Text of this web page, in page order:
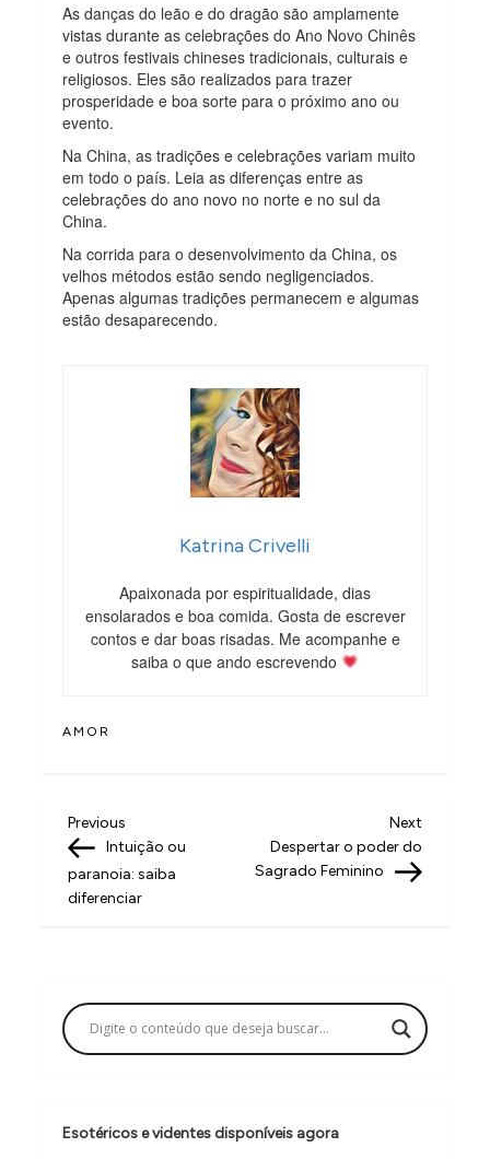
As danças do leão e do dragão são amplamente
vistas durante as celebrações do Ano Novo Chinês
e outros festivais chineses tradicionais, culturais e
religiosos. Eles são realizados para trazer
prosperidade e boa sorte para o próximo ano ou
evento.
Na China, as tradições e celebrações variam muito
em todo o país. Leia as diferenças entre as
celebrações do ano novo no norte e no sul da
China.
Na corrida para o desenvolvimento da China, os
velhos métodos estão sendo negligenciados.
Apenas algumas tradições permanecem e algumas
estão desaparecendo.
Katrina Crivelli
Apaixonada por espiritualidade, dias
ensolarados e boa comida. Gosta de escrever
contos e dar boas risadas. Me acompanhe e
saiba o que ando escrevendo
AMOR
N
a
v
a
ç
o
Previous
Post
Previous
Intuição ou
paranoia: saiba
diferenciar
Next
Post
Next
Despertar o poder do
Sagrado Feminino
Esotéricos e videntes disponíveis agora